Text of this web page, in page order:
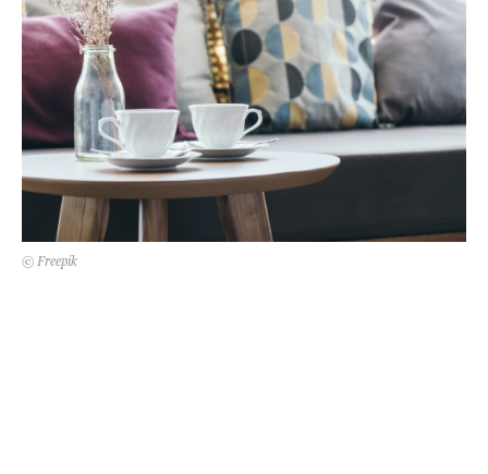
© Freepik